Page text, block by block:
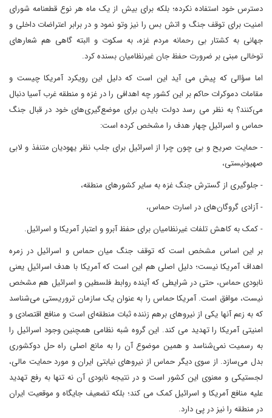
دسترس خود استفاده نکرده؛ بلکه برای بیش از یک ماه هر نوع قطعنامه شورای
امنیت برای توقف جنگ و اتش بس را نیز وتو نمود و در برابر اعتراضات داخلی و
جهانی به کشتار بی رحمانه مردم غزه، به سکوت و البته گاهی هم شعارهای
توخالی مبنی بر ضرورت حفظ جان غیرنظامیان بسنده کرد.
اما سؤالی که پیش می آید این است که دلیل این رویکرد آمریکا چیست و
مقامات دموکرات حاکم بر این کشور چه اهدافی را در غزه و منطقه غرب آسیا دنبال
می‌کنند؟ به نظر می رسد دولت بایدن برای موضع‌گیری‌های خود در قبال جنگ
حماس و اسرائیل چهار هدف را مشخص کرده‌ است:
- حمایت صریح و بی چون چرا از اسرائیل برای جلب نظر یهودیان متنفذ و لابی
صهیونیستی،
- جلوگیری از گسترش جنگ غزه به سایر کشورهای منطقه،
- آزادی گروگان‌های در اسارت حماس،
- کمک به کاهش تلفات غیرنظامیان برای حفظ آبرو و اعتبار آمریکا و اسرائیل.
بر این اساس مشخص است که توقف جنگ میان حماس و اسرائیل در زمره
اهداف آمریکا نیست؛ دلیل اصلی هم این است که آمریکا با هدف اسرائیل یعنی
نابودی حماس، حتی در شرایطی که آینده روابط فلسطین و اسرائیل هم مشخص
نیست، موافق است. آمریکا حماس را به عنوان یک سازمان تروریستی می‌شناسد
که به زعم آنها یکی از نیروهای برهم زننده ثبات منطقه‌ای است و منافع اقتصادی و
امنیتی آمریکا را تهدید می کند. این گروه شبه نظامی همچنین وجود اسرائیل را
به رسمیت نمی‌شناسد و همین موضوع آن را به مانع اصلی راه حل دوکشوری
بدل می‌سازد. از سوی دیگر حماس از نیروهای نیابتی ایران و مورد حمایت مالی،
لجستیکی و معنوی این کشور است و در نتیجه نابودی آن نه تنها به رفع تهدید
علیه منافع آمریکا و اسرائیل کمک می کند؛ بلکه تضعیف جایگاه و موقعیت ایران
در منطقه را نیز در پی دارد.